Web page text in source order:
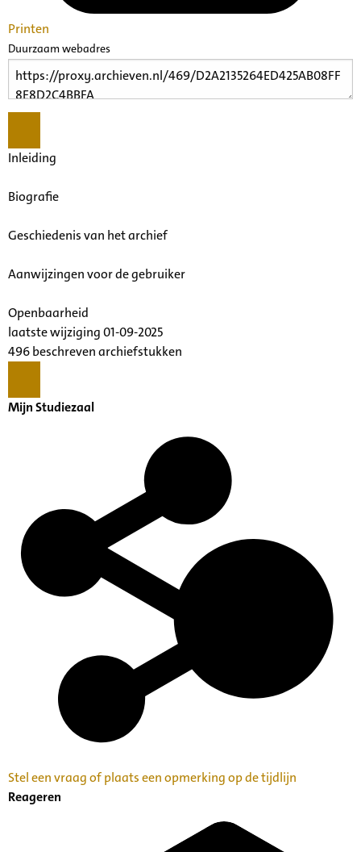
Printen
Duurzaam webadres
Inleiding
Biografie
Geschiedenis van het archief
Aanwijzingen voor de gebruiker
Openbaarheid
laatste wijziging 01-09-2025
496 beschreven archiefstukken
Mijn Studiezaal
Stel een vraag of plaats een opmerking op de tijdlijn
Reageren